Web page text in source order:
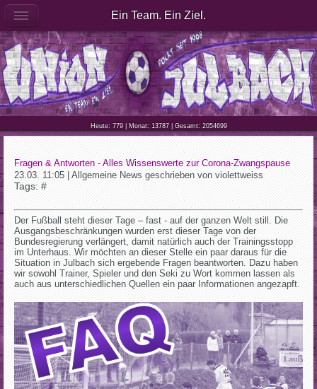
Heute: 779 | Monat: 13787 | Gesamt: 2054699
Fragen & Antworten - Alles Wissenswerte zur Corona-Zwangspause
23.03. 11:05 | Allgemeine News geschrieben von violettweiss
Tags: #
Der Fußball steht dieser Tage – fast - auf der ganzen Welt still. Die
Ausgangsbeschränkungen wurden erst dieser Tage von der
Bundesregierung verlängert, damit natürlich auch der Trainingsstopp
im Unterhaus. Wir möchten an dieser Stelle ein paar daraus für die
Situation in Julbach sich ergebende Fragen beantworten. Dazu haben
wir sowohl Trainer, Spieler und den Seki zu Wort kommen lassen als
auch aus unterschiedlichen Quellen ein paar Informationen angezapft.
Ein Team. Ein Ziel.